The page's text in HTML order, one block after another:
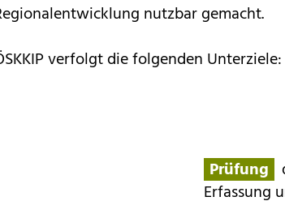
01.06.2021
nutzbar gemacht.
verfolgt die folgenden Unterziele:
Prüfung
Erfassung